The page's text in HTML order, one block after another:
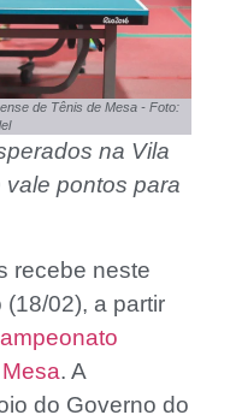
de Tênis de Mesa - Foto:
na Vila
pontos para
recebe neste
02), a partir
. A
do Governo do